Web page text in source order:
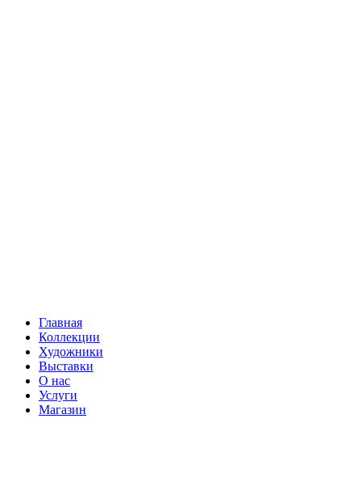
Главная
Коллекции
Художники
Выставки
О нас
Услуги
Магазин